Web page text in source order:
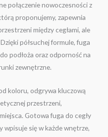
połączenie nowoczesności z
proponujemy, zapewnia
między cegłami, ale
półsuchej formule, fuga
podłoża oraz odporność na
zewnętrzne.
koloru, odgrywa kluczową
przestrzeni,
Gotowa fuga do cegły
się w każde wnętrze,